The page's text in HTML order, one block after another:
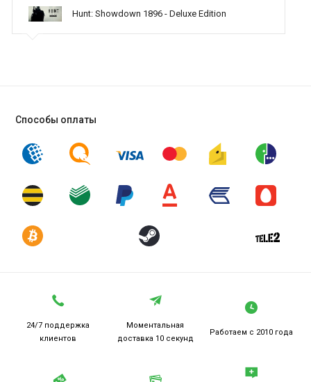
долговечны. Стоит отметить, что ориджин аккаунты
с секретным вопросом, который вы устанавливаете для
Оплатить в нашем интернет-магазине можно множествами
способов и дальнейшее использование аккаунта не составит
вам больших хлопот. Ведь мы заботимся о комфорте
оказываете помощьHunt: Showdown 1896 - Deluxe Edition
Способы оплаты
24/7 поддержка
клиентов
Моментальная
доставка 10 секунд
Работаем с 2010 года